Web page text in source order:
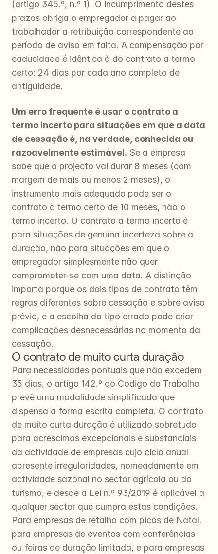
(artigo 345.º, n.º 1). O incumprimento destes
prazos obriga o empregador a pagar ao
trabalhador a retribuição correspondente ao
período de aviso em falta. A compensação por
caducidade é idêntica à do contrato a termo
certo: 24 dias por cada ano completo de
antiguidade.
Um erro frequente é usar o contrato a
termo incerto para situações em que a data
de cessação é, na verdade, conhecida ou
razoavelmente estimável. Se a empresa
sabe que o projecto vai durar 8 meses (com
margem de mais ou menos 2 meses), o
instrumento mais adequado pode ser o
contrato a termo certo de 10 meses, não o
termo incerto. O contrato a termo incerto é
para situações de genuína incerteza sobre a
duração, não para situações em que o
empregador simplesmente não quer
comprometer-se com uma data. A distinção
importa porque os dois tipos de contrato têm
regras diferentes sobre cessação e sobre aviso
prévio, e a escolha do tipo errado pode criar
complicações desnecessárias no momento da
cessação.
O contrato de muito curta duração
Para necessidades pontuais que não excedem
35 dias, o artigo 142.º do Código do Trabalho
prevê uma modalidade simplificada que
dispensa a forma escrita completa. O contrato
de muito curta duração é utilizado sobretudo
para acréscimos excepcionais e substanciais
da actividade de empresas cujo ciclo anual
apresente irregularidades, nomeadamente em
actividade sazonal no sector agrícola ou do
turismo, e desde a Lei n.º 93/2019 é aplicável a
qualquer sector que cumpra estas condições.
Para empresas de retalho com picos de Natal,
para empresas de eventos com conferências
ou feiras de duração limitada, e para empresas